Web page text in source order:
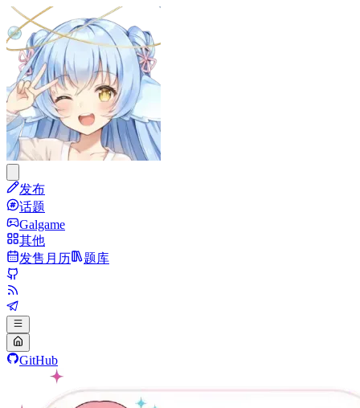
发布
话题
Galgame
其他
发售月历
题库
GitHub